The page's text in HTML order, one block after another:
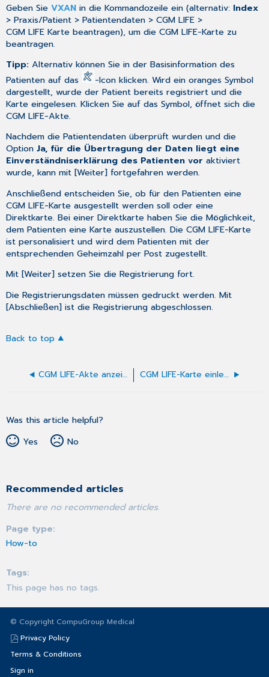
Geben SieVXAN in die Kommandozeile ein (alternativ: Index
> Praxis/Patient > Patientendaten > CGM LIFE >
CGM LIFE Karte beantragen), um die CGM LIFE-Karte zu
beantragen.
Tipp:Alternativ können Sie in derBasisinformation des
Patienten auf das
-Icon klicken. Wird ein oranges Symbol
dargestellt, wurde der Patient bereits registriert und die
Karte eingelesen. Klicken Sie auf das Symbol,öffnet sich die
CGM LIFE-Akte.
Nachdem die Patientendaten überprüft wurden und die
OptionJa, für die Übertragung der Daten liegt eine
Einverständniserklärung des Patienten vor aktiviert
wurde, kann mit [Weiter] fortgefahren werden.
Anschließend entscheiden Sie, ob für den Patienten eine
CGM LIFE-Karte ausgestellt werden soll oder eine
Direktkarte. Bei einer Direktkarte haben Sie die Möglichkeit,
dem Patienten eine Karte auszustellen. Die CGM LIFE-Karte
ist personalisiert und wird dem Patienten mit der
entsprechenden Geheimzahl per Post zugestellt.
Mit [Weiter] setzen Sie die Registrierung fort.
Die Registrierungsdaten müssen gedruckt werden. Mit
[Abschließen] ist die Registrierung abgeschlossen.
Back to top
CGM LIFE-Akte anzeigen/importieren CGM LIFE-Karte einlesen
Was this article helpful?
Yes
No
Recommended articles
There are no recommended articles.
Page type
How-to
Tags
This page has no tags.
© Copyright CompuGroup Medical
Privacy Policy
Terms & Conditions
Sign in